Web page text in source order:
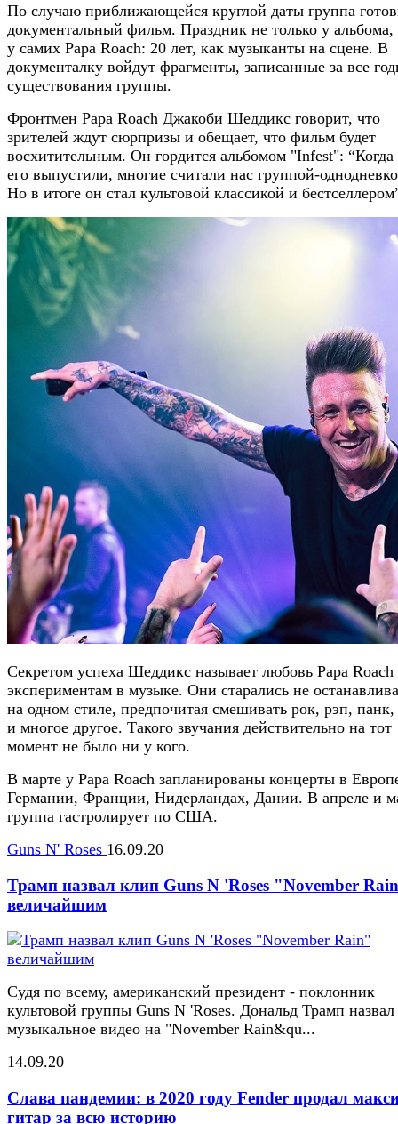
По случаю приближающейся круглой даты группа
документальный фильм. Праздник не только у
у самих Papa Roach: 20 лет, как музыканты на сцене. В
документалку войдут фрагменты, записанные за все
существования группы.
Фронтмен Papa Roach Джакоби Шеддикс говорит, что
зрителей ждут сюрпризы и обещает, что фильм будет
восхитительным. Он гордится альбомом "Infest":
его выпустили, многие считали нас группой-
Но в итоге он стал культовой классикой и
Секретом успеха Шеддикс называет любовь Papa Roach
экспериментам в музыке. Они старались не
на одном стиле, предпочитая смешивать рок, рэп,
и многое другое. Такого звучания действительно на тот
момент не было ни у кого.
В марте у Papa Roach запланированы концерты в
Германии, Франции, Нидерландах, Дании. В апреле и
группа гастролирует по США.
Guns N' Roses 16.09.20
Трамп назвал клип Guns N 'Roses "November
величайшим
Судя по всему, американский президент - поклонник
культовой группы Guns N 'Roses. Дональд Трамп назвал
музыкальное видео на "November Rain&qu...
14.09.20
Слава пандемии: в 2020 году Fender продал
гитар за всю историю